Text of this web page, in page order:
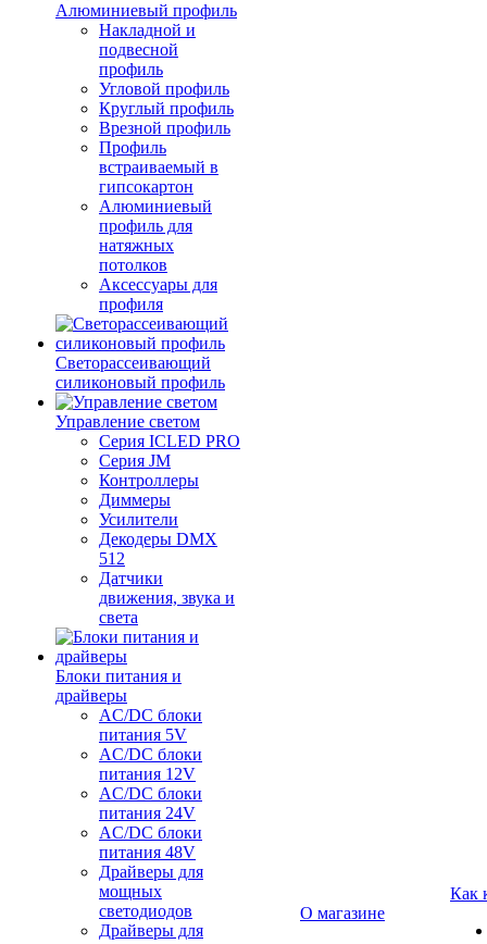
Алюминиевый профиль
Накладной и
подвесной
профиль
Угловой профиль
Круглый профиль
Врезной профиль
Профиль
встраиваемый в
гипсокартон
Алюминиевый
профиль для
натяжных
потолков
Аксессуары для
профиля
Светорассеивающий
силиконовый профиль
Управление светом
Серия ICLED PRO
Серия JM
Контроллеры
Диммеры
Усилители
Декодеры DMX
512
Датчики
движения, звука и
света
Блоки питания и
драйверы
AC/DC блоки
питания 5V
AC/DC блоки
питания 12V
AC/DC блоки
питания 24V
AC/DC блоки
питания 48V
Драйверы для
мощных
светодиодов
Драйверы для
О магазине
Как